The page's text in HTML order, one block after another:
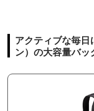
アクティブな毎
ン）の大容量バッ